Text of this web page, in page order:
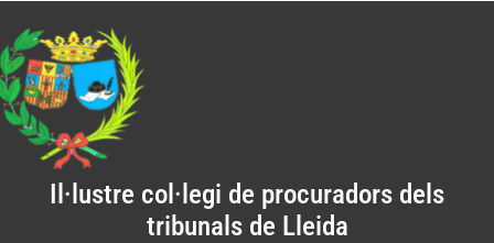
Il·lustre col·legi de procuradors dels
tribunals de Lleida